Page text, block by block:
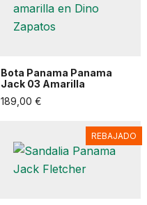
Bota Panama Panama
Jack 03 Amarilla
189,00 €
REBAJADO